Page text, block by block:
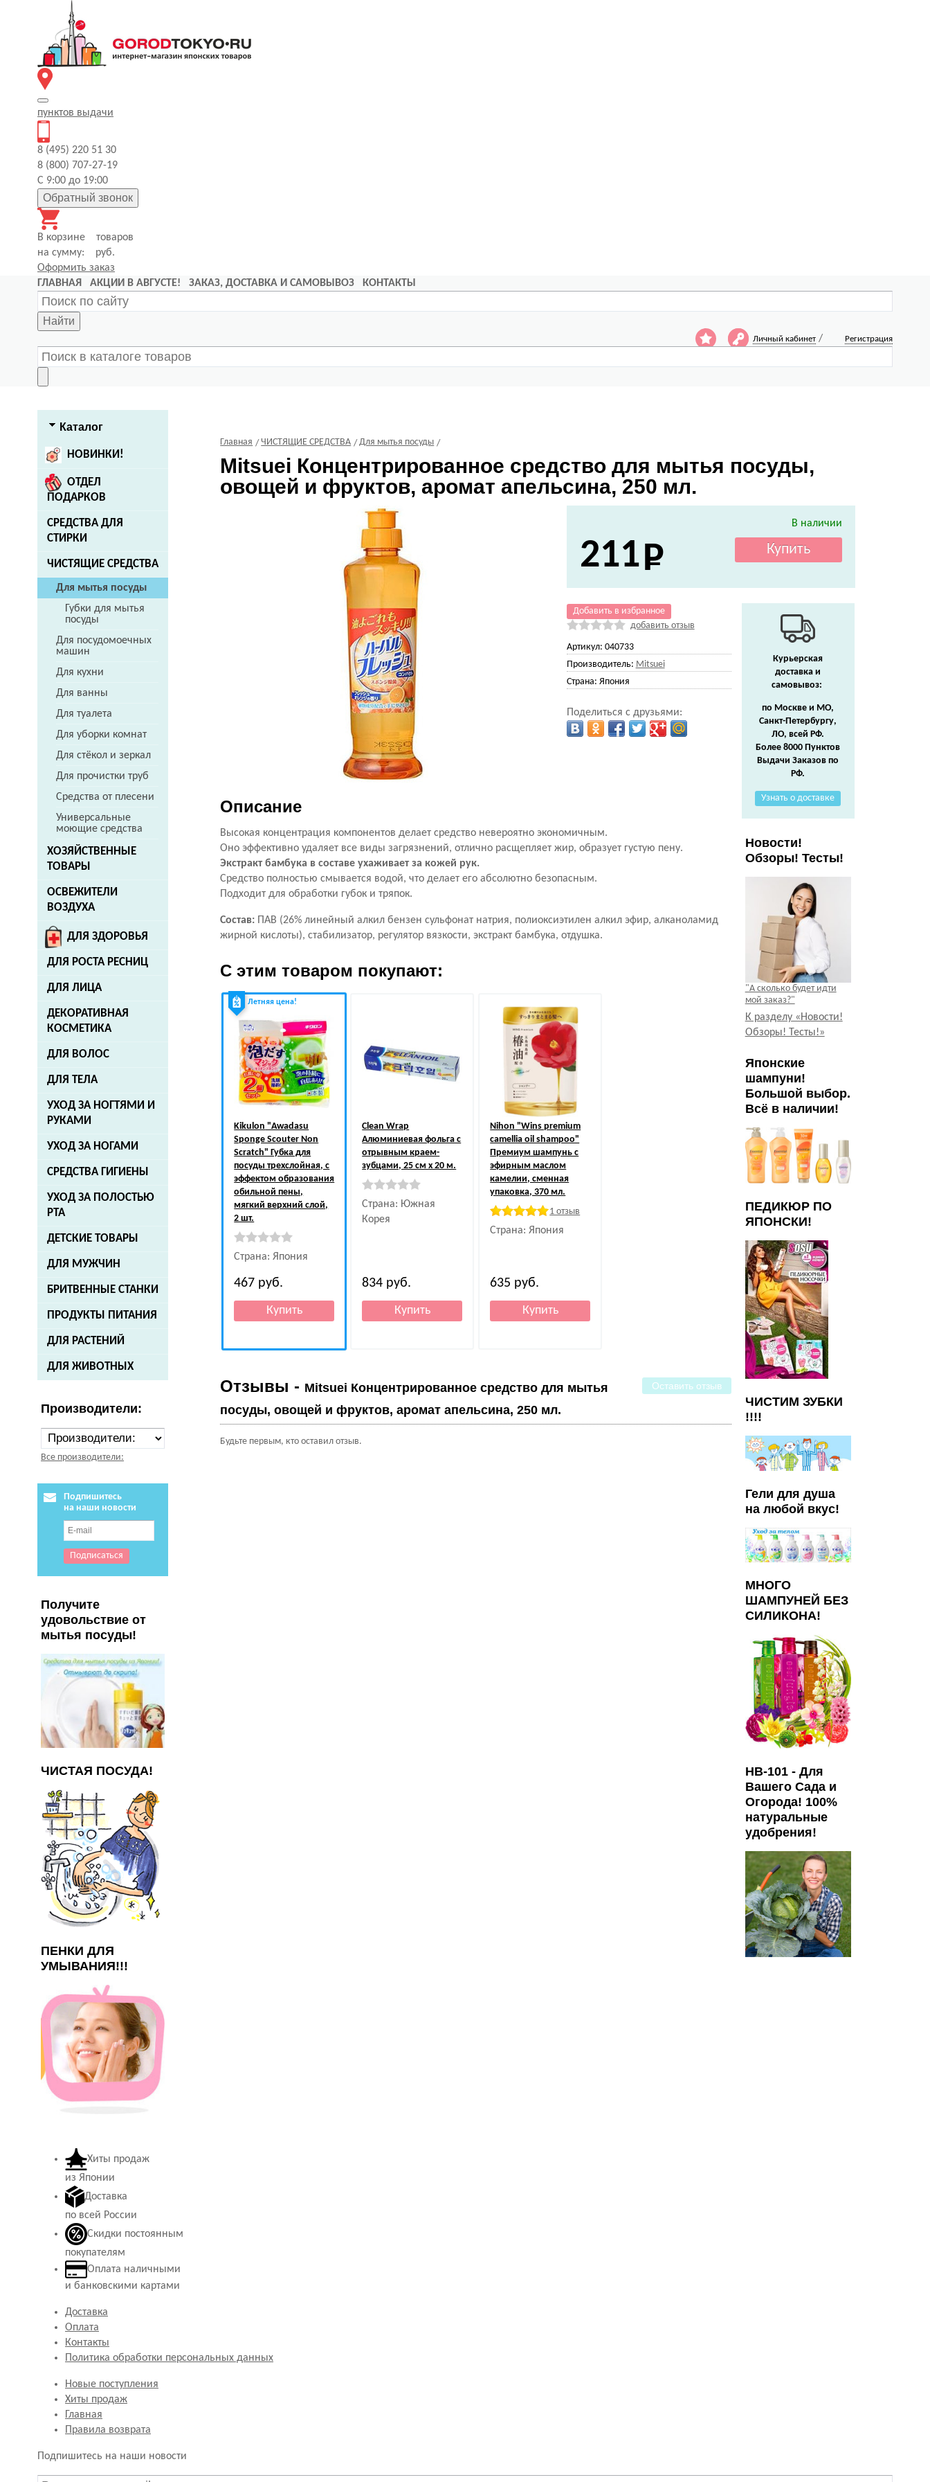
пунктов выдачи
8 (495) 220 51 30
8 (800) 707-27-19
С 9:00 до 19:00
Обратный звонок
В корзине
товаров
на сумму:
руб.
Оформить заказ
ГЛАВНАЯ
АКЦИИ В АВГУСТЕ! ЗАКАЗ, ДОСТАВКА И САМОВЫВОЗ КОНТАКТЫ
Найти
Личный кабинет / Регистрация
Каталог
НОВИНКИ!
ОТДЕЛ
ПОДАРКОВ
СРЕДСТВА ДЛЯ
СТИРКИ
ЧИСТЯЩИЕ СРЕДСТВА
Для мытья посуды
Губки для мытья
посуды
Для посудомоечных
машин
Для кухни
Для ванны
Для туалета
Для уборки комнат
Для стёкол и зеркал
Для прочистки труб
Средства от плесени
Универсальные
моющие средства
ХОЗЯЙСТВЕННЫЕ
ТОВАРЫ
ОСВЕЖИТЕЛИ
ВОЗДУХА
ДЛЯ ЗДОРОВЬЯ
ДЛЯ РОСТА РЕСНИЦ
ДЛЯ ЛИЦА
ДЕКОРАТИВНАЯ
КОСМЕТИКА
ДЛЯ ВОЛОС
ДЛЯ ТЕЛА
УХОД ЗА НОГТЯМИ И
РУКАМИ
УХОД ЗА НОГАМИ
СРЕДСТВА ГИГИЕНЫ
УХОД ЗА ПОЛОСТЬЮ
РТА
ДЕТСКИЕ ТОВАРЫ
ДЛЯ МУЖЧИН
БРИТВЕННЫЕ СТАНКИ
ПРОДУКТЫ ПИТАНИЯ
ДЛЯ РАСТЕНИЙ
ДЛЯ ЖИВОТНЫХ
Производители:
Все производители:
Подпишитесь
на наши новости
Получите
удовольствие от
мытья посуды!
ЧИСТАЯ ПОСУДА!
ПЕНКИ ДЛЯ
УМЫВАНИЯ!!!
Главная ЧИСТЯЩИЕ СРЕДСТВА Для мытья посуды
Mitsuei Концентрированное средство для мытья посуды,
овощей и фруктов, аромат апельсина, 250 мл.
В наличии
211
Добавить в избранное
добавить отзыв
Артикул: 040733
Производитель: Mitsuei
Страна: Япония
Поделиться с друзьями:
Описание
Высокая концентрация компонентов делает средство невероятно экономичным.
Оно эффективно удаляет все виды загрязнений, отлично расщепляет жир, образует густую пену.
Экстракт бамбука в составе ухаживает за кожей рук.
Средство полностью смывается водой, что делает его абсолютно безопасным.
Подходит для обработки губок и тряпок.
Состав: ПАВ (26% линейный алкил бензен сульфонат натрия, полиоксиэтилен алкил эфир, алканоламид
жирной кислоты), стабилизатор, регулятор вязкости, экстракт бамбука, отдушка.
С этим товаром покупают:
Летняя цена!
Kikulon "Awadasu
Sponge Scouter Non
Scratch" Губка для
посуды трехслойная, с
эффектом образования
обильной пены,
мягкий верхний слой,
2 шт.
Страна: Япония
467 руб.
Clean Wrap
Алюминиевая фольга с
отрывным краем-
зубцами, 25 см х 20 м.
Страна: Южная
Корея
834 руб.
Nihon "Wins premium
camellia oil shampoo"
Премиум шампунь с
эфирным маслом
камелии, сменная
упаковка, 370 мл.
1 отзыв
Страна: Япония
635 руб.
Оставить отзыв
Отзывы - Mitsuei Концентрированное средство для мытья
посуды, овощей и фруктов, аромат апельсина, 250 мл.
Будьте первым, кто оставил отзыв.
Курьерская
доставка и
самовывоз:
по Москве и МО,
Санкт-Петербургу,
ЛО, всей РФ.
Более 8000 Пунктов
Выдачи Заказов по
РФ.
Узнать о доставке
Новости!
Обзоры! Тесты!
"А сколько будет идти
мой заказ?"
К разделу «Новости!
Обзоры! Тесты!»
Японские
шампуни!
Большой выбор.
Всё в наличии!
ПЕДИКЮР ПО
ЯПОНСКИ!
ЧИСТИМ ЗУБКИ
!!!!
Гели для душа
на любой вкус!
МНОГО
ШАМПУНЕЙ БЕЗ
СИЛИКОНА!
HB-101 - Для
Вашего Сада и
Огорода! 100%
натуральные
удобрения!
Хиты продаж
из Японии
Доставка
по всей России
Скидки постоянным
покупателям
Оплата наличными
и банковскими картами
Доставка
Оплата
Контакты
Политика обработки персональных данных
Новые поступления
Хиты продаж
Главная
Правила возврата
Подпишитесь на наши новости